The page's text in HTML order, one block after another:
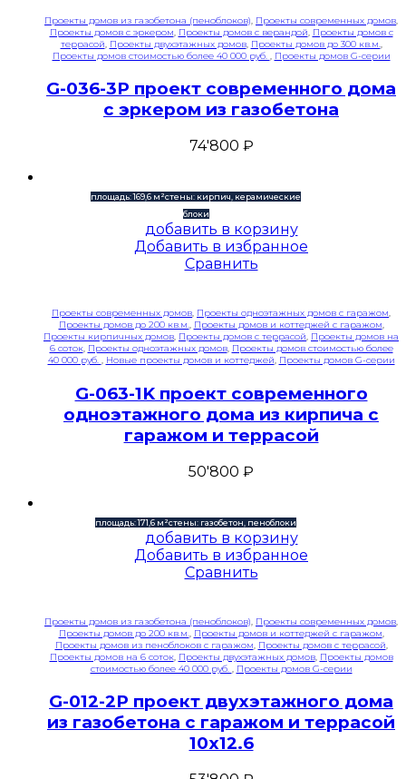
Проекты домов из газобетона (пеноблоков), Проекты современных домов,
Проекты домов с эркером, Проекты домов с верандой, Проекты домов с
террасой, Проекты двухэтажных домов, Проекты домов до 300 кв.м.,
Проекты домов стоимостью более 40 000 руб. , Проекты домов G-серии
G-036-3P проект современного дома
с эркером из газобетона
74'800 ₽
площадь: 169,6 м²стены: кирпич, керамические
блоки
добавить в корзину
Добавить в избранное
Сравнить
Проекты современных домов, Проекты одноэтажных домов с гаражом,
Проекты домов до 200 кв.м., Проекты домов и коттеджей с гаражом,
Проекты кирпичных домов, Проекты домов с террасой, Проекты домов на
6 соток, Проекты одноэтажных домов, Проекты домов стоимостью более
40 000 руб. , Новые проекты домов и коттеджей, Проекты домов G-серии
G-063-1K проект современного
одноэтажного дома из кирпича с
гаражом и террасой
50'800 ₽
площадь: 171,6 м²стены: газобетон, пеноблоки
добавить в корзину
Добавить в избранное
Сравнить
Проекты домов из газобетона (пеноблоков) Проекты современных домов
Проекты домов до 200 кв.м.
Проекты домов и коттеджей с гаражом
Проекты домов из пеноблоков с гаражом Проекты домов с террасой
Проекты домов на 6 соток, Проекты двухэтажных домов, Проекты домов
стоимостью более 40 000 руб.
Проекты домов G-серии
G-012-2P проект двухэтажного дома
из газобетона с гаражом и террасой
10х12.6